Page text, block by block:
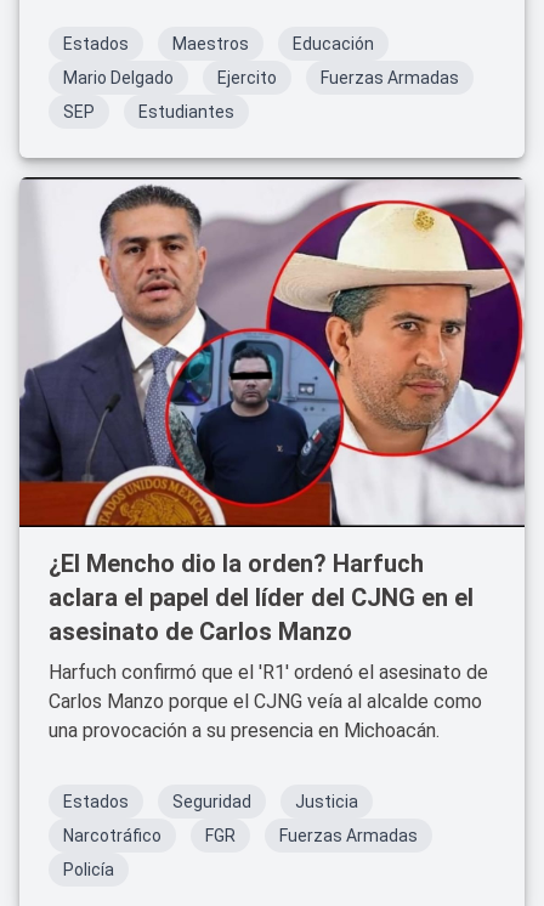
Estados Maestros
Educación
Mario Delgado
Ejercito
Fuerzas Armadas
SEP
Estudiantes
¿El Mencho dio la orden? Harfuch
aclara el papel del líder del CJNG en el
asesinato de Carlos Manzo
Harfuch confirmó que el 'R1' ordenó el asesinato de
Carlos Manzo porque el CJNG veía al alcalde como
una provocación a su presencia en Michoacán.
Estados Seguridad
Justicia
Narcotráfico
FGR
Fuerzas Armadas
Policía